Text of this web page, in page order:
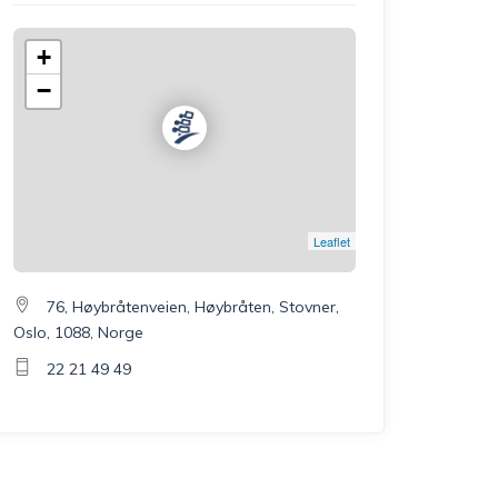
+
−
Leaflet
76, Høybråtenveien, Høybråten, Stovner,
Oslo, 1088, Norge
22 21 49 49